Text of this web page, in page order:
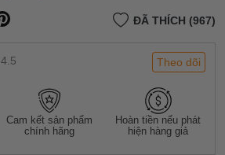
ĐÃ THÍCH (967)
4.5 Theo dõi
Cam kết sản phẩm
chính hãng
Hoàn tiền nếu phát
hiện hàng giả